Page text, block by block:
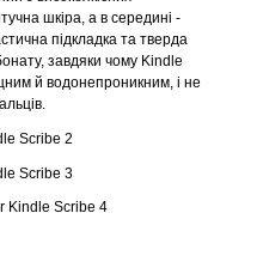
шкіра, а в середині -
підкладка та тверда
завдяки чому Kindle
й водонепроникним, і не